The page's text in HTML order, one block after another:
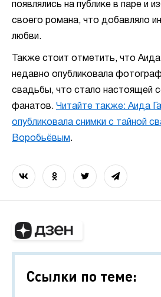
появлялись на публике в паре и
своего романа, что добавляло
любви.
Также стоит отметить, что Аида
недавно опубликовала
свадьбы, что стало настоящей
фанатов. Читайте также: Аида
опубликовала снимки с тайной
Воробьёвым .
Ссылки по теме: